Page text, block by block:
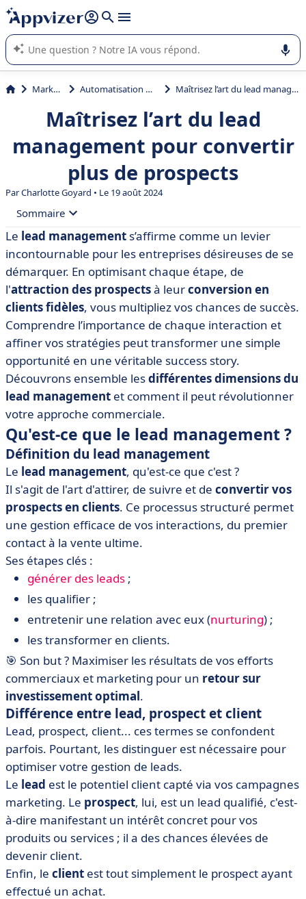
répondre (plusieurs lignes avec
L'IA de Appvizer vous guide dans l'utilisation ou la sélection de
logiciel SaaS en entreprise.
Marketing Automatisation marketing Maîtrisez l’art du lead management pour convertir plus de prospects
Maîtrisez l’art du lead
management pour convertir
plus de prospects
ParCharlotte Goyard • Le 19 août 2024
Sommaire
• Qu'est-ce que le lead management ?
• Importance du lead management
• Les étapes clés du processus de lead management
• Outils pour optimiser le lead management
• Le lead management en bref
Le lead management s’affirme comme un levier
incontournable pour les entreprises désireuses de se
démarquer. En optimisant chaque étape, de
l'attraction des prospectsà leurconversion en
clients fidèles, vous multipliez vos chances de succès.
Comprendre l’importance de chaque interaction et
affiner vos stratégies peut transformer une simple
opportunité en une véritable success story.
Découvrons ensemble lesdifférentes dimensions du
lead management et comment il peut révolutionner
votre approche commerciale.
Qu'est-ce que le lead management ?
Définition du lead management
Le lead management, qu'est-ce que c'est ?
Il s'agit de l'art d'attirer, de suivre et de convertir vos
prospects en clients. Ce processus structuré permet
une gestion efficace de vos interactions, du premier
contact à la vente ultime.
Ses étapes clés :
générer des leads ;
les qualifier ;
entretenir une relation avec eux (nurturing) ;
les transformer en clients.
🎯 Son but ? Maximiser les résultats de vos efforts
commerciaux et marketing pour un retour sur
investissement optimal.
Différence entre lead, prospect et client
Lead, prospect, client... ces termes se confondent
parfois. Pourtant, les distinguer est nécessaire pour
optimiser votre gestion de leads.
Le lead est le potentiel client capté via vos campagnes
marketing. Le prospect, lui, est un lead qualifié, c'est-
à-dire manifestant un intérêt concret pour vos
produits ou services ; il a des chances élevées de
devenir client.
Enfin, le client est tout simplement le prospect ayant
effectué un achat.